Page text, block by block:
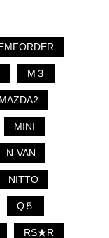
M３
MAZDA2
MINI
N-VAN
NITTO
Q５
RS★R